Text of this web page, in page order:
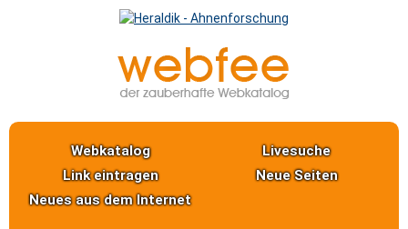
Webkatalog
Livesuche
Link eintragen
Neue Seiten
Neues aus dem Internet